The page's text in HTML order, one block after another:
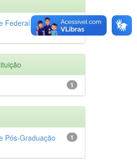
1
Federal Rural do
1
1
Pós-Graduação